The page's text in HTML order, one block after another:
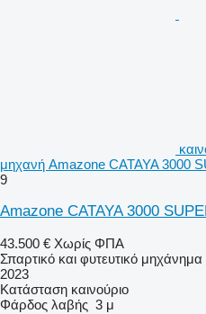
μηχανή Amazone CATAYA 3000
9
Amazone CATAYA 3000
43.500 € Χωρίς ΦΠΑ
Σπαρτικό και φυτευτικό
2023
Κατάσταση καινούριο
Φάρδος λαβής 3 μ